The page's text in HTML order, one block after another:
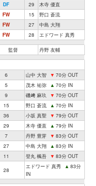
DF 29
木寺 優直
FW 15
野口 蒼流
FW 27
中島 大翔
FW 28 エドワード 真秀
監督 丹野 友輔
6 山中 大智 ▼ 70分 OUT
5 茂木 祐弥 ▲ 70分 IN
9 磯﨑 麻玖 ▼ 70分 OUT
15 野口 蒼流 ▲ 70分 IN
36 小坂 真聖 ▼ 79分 OUT
29 木寺 優直 ▲ 79分 IN
7
丹野 豊芽 ▼ 83分 OUT
27
中島 大翔 ▲ 83分 IN
11
登丸 楓吾 ▼ 83分 OUT
28
エドワード 真秀 ▲ 83分
IN